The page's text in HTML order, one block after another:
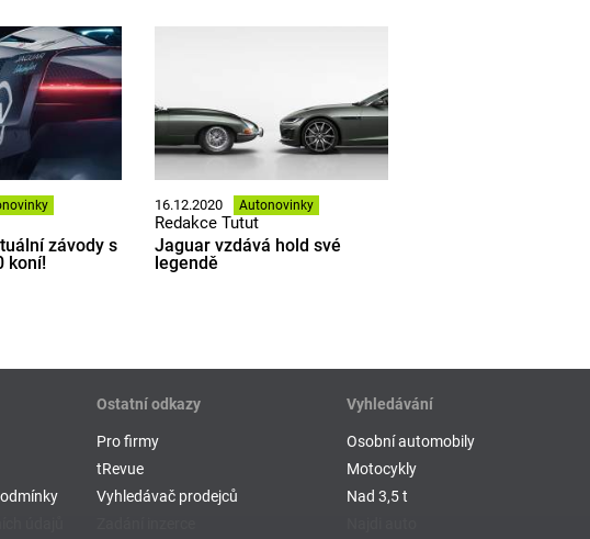
závody s
koní!
16.12.2020 Autonovinky
Redakce Tutut
Jaguar vzdává hold své
legendě
Ostatní odkazy
Pro firmy
tRevue
Vyhledávač prodejců
Vyhledávání
Osobní automobily
Motocykly
Nad 3,5 t